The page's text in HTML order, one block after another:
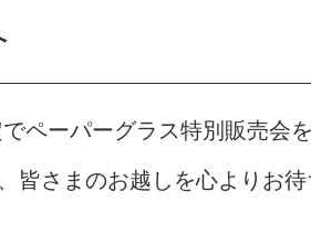
ペーパーグラス特別販売会
皆さまのお越しを心よりお